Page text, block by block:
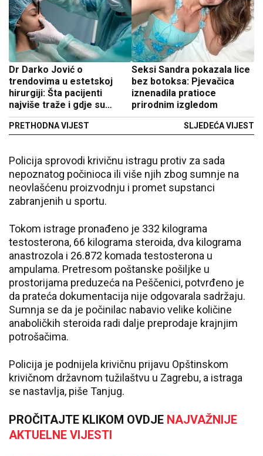
Dr Darko Jović o
trendovima u estetskoj
hirurgiji: Šta pacijenti
najviše traže i gdje su
granice?
PRETHODNA VIJEST
Seksi Sandra pokazala lice
bez botoksa: Pjevačica
iznenadila pratioce
prirodnim izgledom
SLJEDEĆA VIJEST
Policija sprovodi krivičnu istragu protiv za sada
nepoznatog počinioca ili više njih zbog sumnje na
neovlašćenu proizvodnju i promet supstanci
zabranjenih u sportu.
Tokom istrage pronađeno je 332 kilograma
testosterona, 66 kilograma steroida, dva kilograma
anastrozola i 26.872 komada testosterona u
ampulama. Pretresom poštanske pošiljke u
prostorijama preduzeća na Peščenici, potvrđeno je
da prateća dokumentacija nije odgovarala sadržaju.
Sumnja se da je počinilac nabavio velike količine
anaboličkih steroida radi dalje preprodaje krajnjim
potrošačima.
Policija je podnijela krivičnu prijavu Opštinskom
krivičnom državnom tužilaštvu u Zagrebu, a istraga
se nastavlja, piše Tanjug.
PROČITAJTE KLIKOM OVDJE NAJVAŽNIJE
AKTUELNE VIJESTI